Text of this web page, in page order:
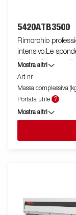
5420ATB3500
Rimorchio
intensivo.Le
ribaltabili e
utilizzo,
per assicurare il
mostrare
Mostra altri
Art nr
Massa complessiva
Portata utile
?
Mostra altri